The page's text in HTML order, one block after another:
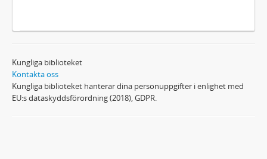
Kungliga biblioteket
Kontakta oss
Kungliga biblioteket hanterar dina personuppgifter i enlighet med
EU:s dataskyddsförordning (2018), GDPR.